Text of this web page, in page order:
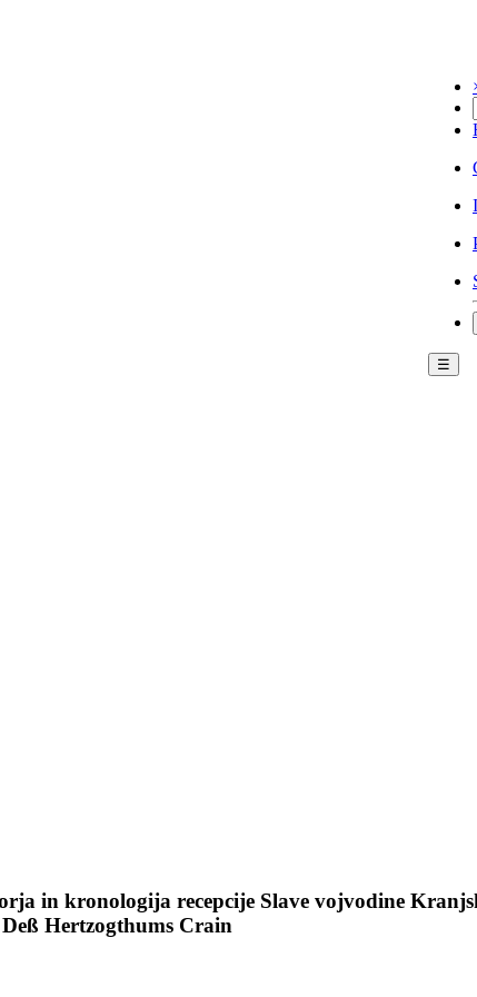
☰
in kronologija recepcije Slave vojvodine
Hertzogthums Crain